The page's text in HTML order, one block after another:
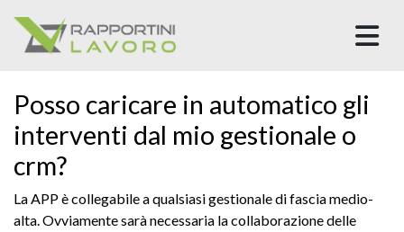
Posso caricare in automatico gli
interventi dal mio gestionale o
crm?
La APP è collegabile a qualsiasi gestionale di fascia medio-
alta. Ovviamente sarà necessaria la collaborazione delle